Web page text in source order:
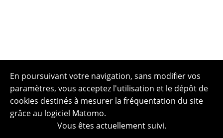
En poursuivant votre navigation, sans modifier vos
paramètres, vous acceptez l'utilisation et le dépôt de
cookies destinés à mesurer la fréquentation du site
grâce au logiciel Matomo.
Vous êtes actuellement suivi.